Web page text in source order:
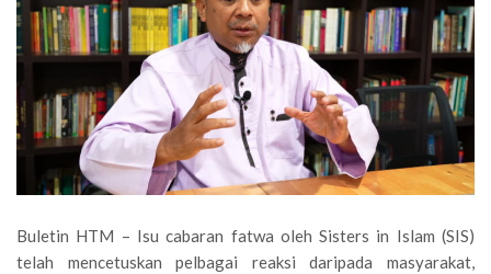
Buletin HTM – Isu cabaran fatwa oleh Sisters in Islam (SIS)
telah mencetuskan pelbagai reaksi daripada masyarakat,